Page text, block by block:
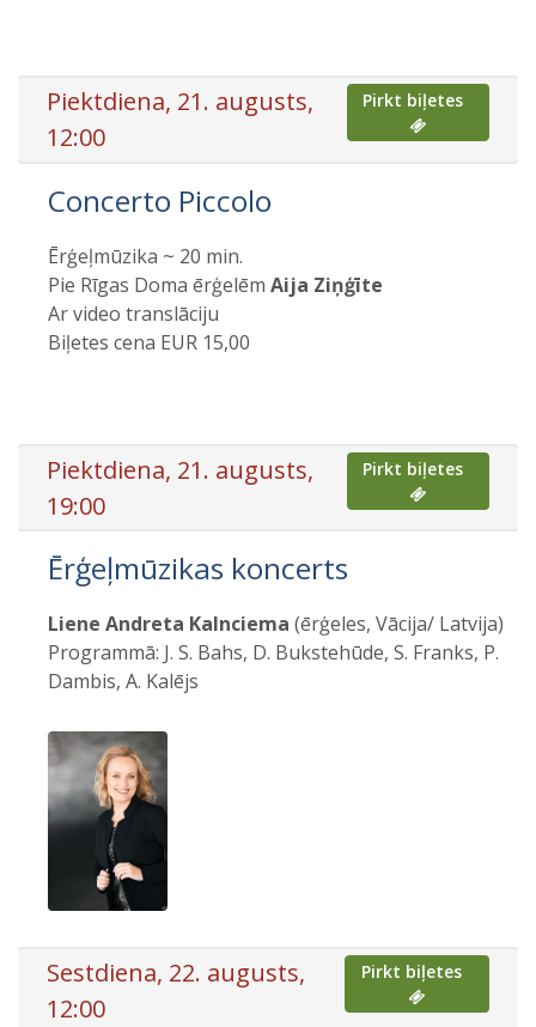
Piektdiena, 21. augusts,
12:00
Pirkt biļetes
Concerto Piccolo
Ērģeļmūzika ~ 20 min.
Pie Rīgas Doma ērģelēm Aija Ziņģīte
Ar video translāciju
Biļetes cena EUR 15,00
Piektdiena, 21. augusts,
19:00
Pirkt biļetes
Ērģeļmūzikas koncerts
Liene Andreta Kalnciema (ērģeles, Vācija/ Latvija)
Programmā: J. S. Bahs, D. Bukstehūde, S. Franks, P.
Dambis, A. Kalējs
Sestdiena, 22. augusts,
12:00
Pirkt biļetes